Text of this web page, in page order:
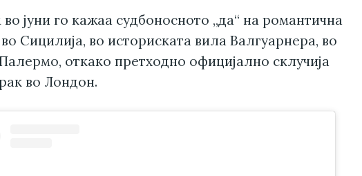
јуни го кажаа судбоносното „да“ на романтична
Сицилија, во историската вила Валгуарнера, во
откако претходно официјално склучија
во Лондон.